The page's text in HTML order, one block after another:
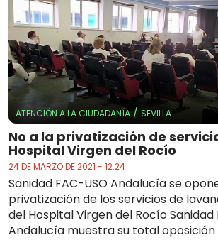
ATENCIÓN A LA CIUDADANÍA / SEVILLA
No a la privatización de
Hospital Virgen del Rocío
24 DE MARZO DE 2021 - 12:24
Sanidad FAC-USO Andalucía se
privatización de los servicios de
del Hospital Virgen del Rocío Sanidad
Andalucía muestra su total oposición